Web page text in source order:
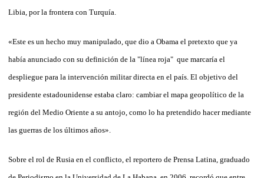
Libia, por la frontera con Turquía.
«Este es un hecho muy manipulado, que dio a Obama el pretexto que ya
había anunciado con su definición de la "línea roja" que marcaría el
despliegue para la intervención militar directa en el país. El objetivo del
presidente estadounidense estaba claro: cambiar el mapa geopolítico de la
región del Medio Oriente a su antojo, como lo ha pretendido hacer mediante
las guerras de los últimos años».
Sobre el rol de Rusia en el conflicto, el reportero de Prensa Latina, graduado